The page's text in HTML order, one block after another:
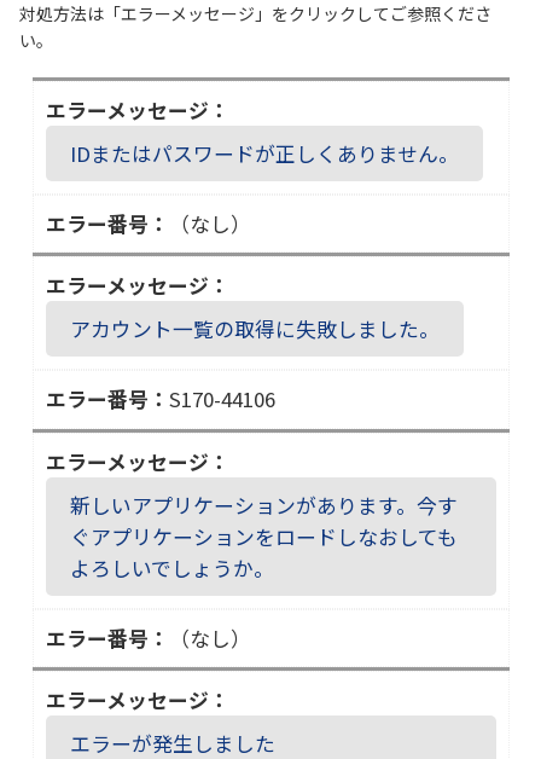
対処方法は「エラーメッセージ」をクリックしてご参照くださ
い。
IDまたはパスワードが正しくありません。
（なし）
アカウント一覧の取得に失敗しました。
S170-44106
Ｓ
１
４
１
６
新しいアプリケーションがあります。今す
ぐアプリケーションをロードしなおしても
よろしいでしょうか。
（なし）
エラーが発生しました